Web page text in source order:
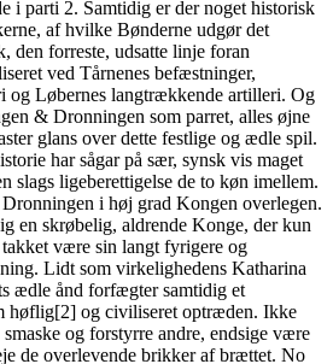
i parti 2. Samtidig er der noget historisk
af hvilke Bønderne udgør det
den forreste, udsatte linje foran
ved Tårnenes befæstninger,
og Løbernes langtrækkende artilleri. Og
& Dronningen som parret, alles øjne
glans over dette festlige og ædle spil.
har sågar på sær, synsk vis maget
slags ligeberettigelse de to køn imellem.
i høj grad Kongen overlegen.
en skrøbelig, aldrende Konge, der kun
være sin langt fyrigere og
Lidt som virkelighedens Katharina
ædle ånd forfægter samtidig et
høflig[2] og civiliseret optræden. Ikke
og forstyrre andre, endsige være
de overlevende brikker af brættet. No